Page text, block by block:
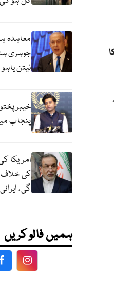
معاہدہ
جوہری
نیتن یاہو
خیبر
پنجاب
امریکا
کی
گی،
ہمیں فالو کریں
FacebookFacebook